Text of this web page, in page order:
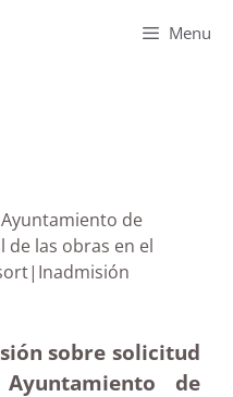
Menu
de
de las obras en el
Resort|Inadmisión
sobre solicitud
de